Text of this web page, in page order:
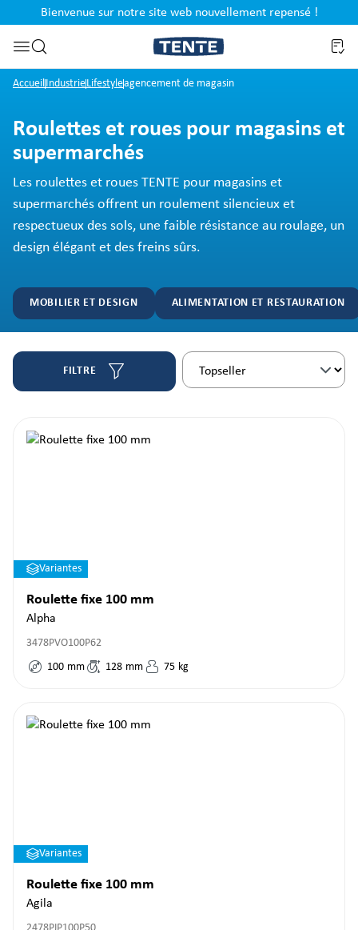
Passer à la recherche
Bienvenue sur notre site web nouvellement repensé !
AccueilIndustrieLifestyleagencement de magasin
Roulettes et roues pour magasins et
supermarchés
Les roulettes et roues TENTE pour magasins et
supermarchés offrent un roulement silencieux et
respectueux des sols, une faible résistance au roulage, un
design élégant et des freins sûrs.
MOBILIER ET DESIGN ALIMENTATION ET RESTAURATION
FILTRE
Variantes
Roulette fixe 100 mm
Alpha
3478PVO100P62
100 mm 128 mm 75 kg
Variantes
Roulette fixe 100 mm
Agila